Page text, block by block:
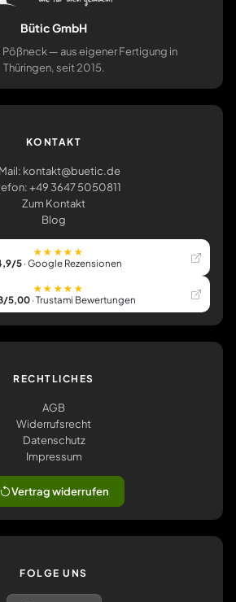
Bütic GmbH
Pößneck — aus eigener Fertigung in
Thüringen, seit 2015.
KONTAKT
kontakt@buetic.de
+49 3647 5050811
Zum Kontakt
Blog
★★★★★
5· Google Rezensionen
★★★★★
5,00· Trustami Bewertungen
RECHTLICHES
AGB
Widerrufsrecht
Datenschutz
Impressum
Vertrag widerrufen
FOLGE UNS